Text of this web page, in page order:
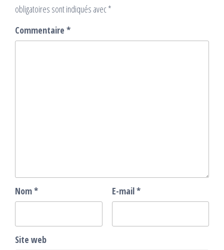
obligatoires sont indiqués avec*
Commentaire *
Nom* E-mail*
Site web